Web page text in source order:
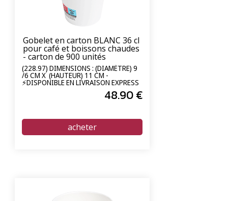
Gobelet en carton BLANC 36 cl
pour café et boissons chaudes
- carton de 900 unités
(228.97) DIMENSIONS : (DIAMÈTRE) 9
/6 CM X (HAUTEUR) 11 CM -
⚡DISPONIBLE EN LIVRAISON EXPRESS
48.90€